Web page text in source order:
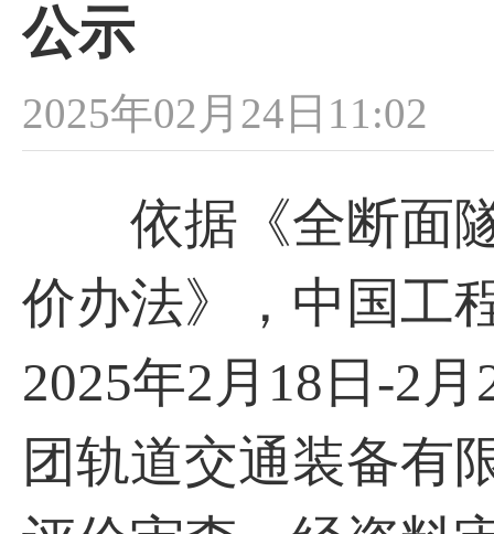
公示
2025年02月24日11:02
依据《全断面隧
价办法》，中国工
2025年2月18日-2
团轨道交通装备有